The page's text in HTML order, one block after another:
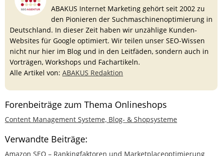
ABAKUS Internet Marketing gehört seit 2002 zu
den Pionieren der Suchmaschinenoptimierung in
Deutschland. In dieser Zeit haben wir unzählige Kunden-
Websites für Google optimiert. Wir teilen unser SEO-Wissen
nicht nur hier im Blog und in den Leitfäden, sondern auch in
Vorträgen, Workshops und Fachartikeln.
Alle Artikel von: ABAKUS Redaktion
Forenbeiträge zum Thema Onlineshops
Content Management Systeme, Blog- & Shopsysteme
Verwandte Beiträge:
Amazon SEO – Rankingfaktoren und Marketplaceoptimierung